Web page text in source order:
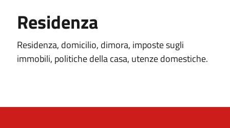
Residenza
Residenza, domicilio, dimora, imposte sugli
immobili, politiche della casa, utenze domestiche.